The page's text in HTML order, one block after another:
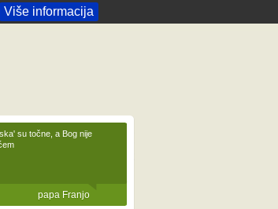
Više informacija
su točne, a Bog nije
papa Franjo